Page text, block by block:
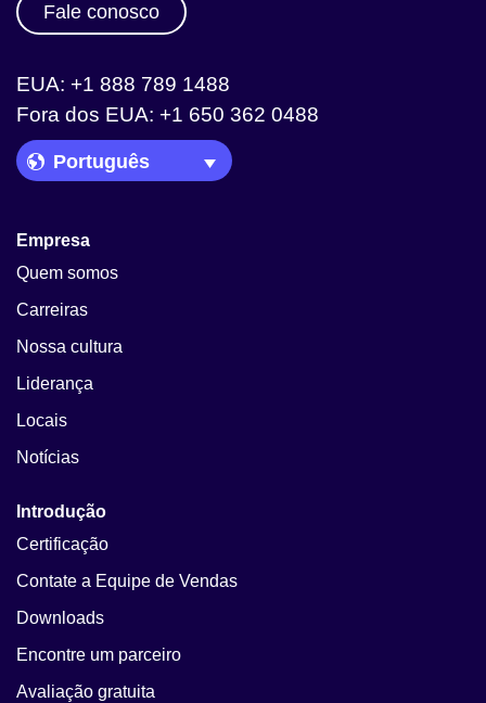
Fale conosco
EUA: +1 888 789 1488
Fora dos EUA: +1 650 362 0488
Language Picker
Empresa
Quem somos
Carreiras
Nossa cultura
Liderança
Locais
Notícias
Introdução
Certificação
Contate a Equipe de Vendas
Downloads
Encontre um parceiro
Avaliação gratuita